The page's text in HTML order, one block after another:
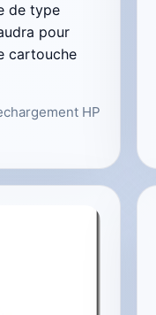
de type
pour
cartouche
HP